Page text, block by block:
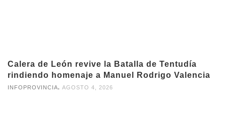
Calera de León revive la Batalla de Tentudía
rindiendo homenaje a Manuel Rodrigo Valencia
INFOPROVINCIA, AGOSTO 4, 2026